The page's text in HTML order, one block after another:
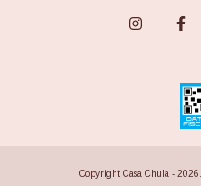
Copyright Casa Chula - 2026.